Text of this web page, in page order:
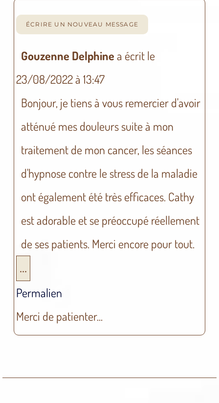
Gouzenne Delphinea écrit le
23/08/2022à13:47
Bonjour, je tiens à vous remercier d'avoir
atténué mes douleurs suite à mon
traitement de mon cancer, les séances
d'hypnose contre le stress de la maladie
ont également été très efficaces. Cathy
est adorable et se préoccupé réellement
de ses patients. Merci encore pour tout.
...
Permalien
Merci de patienter...